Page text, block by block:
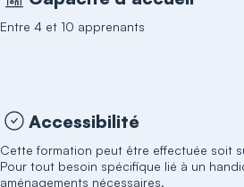
Entre 4 et 10 apprenants
Accessibilité
Cette formation peut être effectuée soit
Pour tout besoin spécifique lié à un